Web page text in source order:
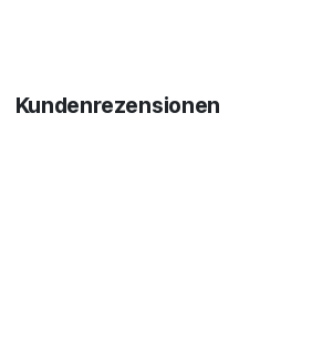
Kundenrezensionen